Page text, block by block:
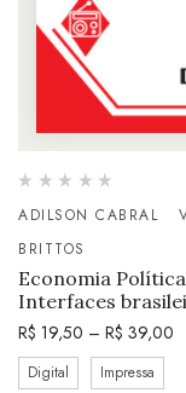
ADILSON CABRAL
BRITTOS
Economia
Interfaces
R$ 19,50 – R$ 39,00
Digital Impressa